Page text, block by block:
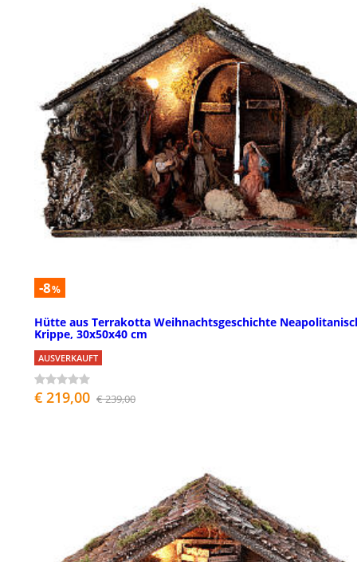
-8%
Hütte aus Terrakotta Weihnachtsgeschichte
Krippe, 30x50x40 cm
AUSVERKAUFT
€ 219,00 € 239,00